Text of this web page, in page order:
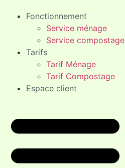
Fonctionnement
Service ménage
Service compostage
Tarifs
Tarif Ménage
Tarif Compostage
Espace client